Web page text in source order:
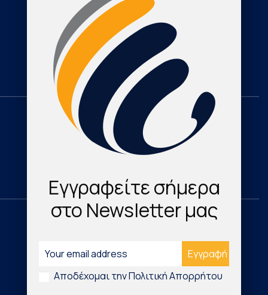
The Journal
Cardioresearch TV
Contact
Domestic
Research & Publications
Cardio Map Greece
International
Νέα Τεχνολογικά Προϊόντα
Digital Health & Innovation
Εγγραφείτε σήμερα
στο Newsletter μας
Αποδέχομαι την Πολιτική Απορρήτου